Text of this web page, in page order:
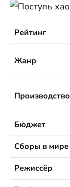
Рейтинг
Жанр
Производство
Бюджет
Сборы в мире
Режиссёр